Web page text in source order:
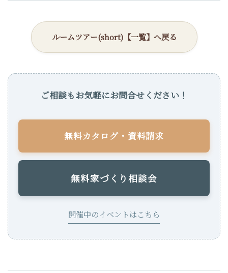
ルームツアー(short)【一覧】へ戻る
ご相談もお気軽にお問合せください！
無料カタログ・資料請求
無料家づくり相談会
開催中のイベントはこちら